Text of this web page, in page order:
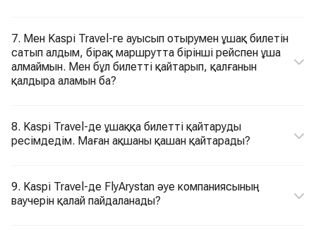
7. Мен Kaspi Travel-ге ауысып отырумен ұшақ билетін
сатып алдым, бірақ маршрутта бірінші рейспен ұша
алмаймын. Мен бұл билетті қайтарып, қалғанын
қалдыра аламын ба?
8. Kaspi Travel-де ұшаққа билетті қайтаруды
ресімдедім. Маған ақшаны қашан қайтарады?
9. Kaspi Travel-де FlyArystan әуе компаниясының
ваучерін қалай пайдаланады?